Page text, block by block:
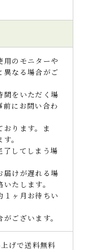
のモニターや
異なる場合がご
をいただく場
にお問い合わ
ります。ま
。
了してしまう場
届けが遅れる場
たします。
ヶ月お待ちい
ございます。
げで送料無料